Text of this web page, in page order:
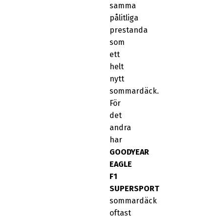
samma
pålitliga
prestanda
som
ett
helt
nytt
sommardäck.
För
det
andra
har
GOODYEAR
EAGLE
F1
SUPERSPORT
sommardäck
oftast